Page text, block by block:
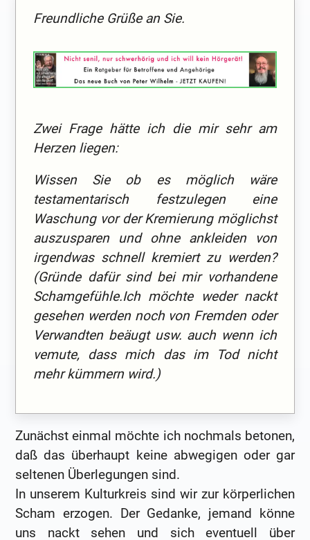
Freundliche Grüße an Sie.
Zwei Frage hätte ich die mir sehr am
Herzen liegen:
Wissen Sie ob es möglich wäre
testamentarisch festzulegen eine
Waschung vor der Kremierung möglichst
auszusparen und ohne ankleiden von
irgendwas schnell kremiert zu werden?
(Gründe dafür sind bei mir vorhandene
Schamgefühle.Ich möchte weder nackt
gesehen werden noch von Fremden oder
Verwandten beäugt usw. auch wenn ich
vemute, dass mich das im Tod nicht
mehr kümmern wird.)
Zunächst einmal möchte ich nochmals betonen,
daß das überhaupt keine abwegigen oder gar
seltenen Überlegungen sind.
In unserem Kulturkreis sind wir zur körperlichen
Scham erzogen. Der Gedanke, jemand könne
uns nackt sehen und sich eventuell über